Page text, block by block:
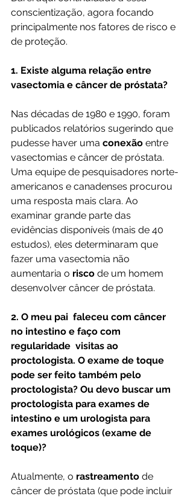
conscientização, agora focando
principalmente nos fatores de risco e
de proteção.
1. Existe alguma relação entre
vasectomia e câncer de próstata?
Nas décadas de 1980 e 1990, foram
publicados relatórios sugerindo que
pudesse haver uma conexão entre
vasectomias e câncer de próstata.
Uma equipe de pesquisadores norte-
americanos e canadenses procurou
uma resposta mais clara. Ao
examinar grande parte das
evidências disponíveis (mais de 40
estudos), eles determinaram que
fazer uma vasectomia não
aumentaria o risco de um homem
desenvolver câncer de próstata.
2. O meu pai  faleceu com câncer
no intestino e faço com
regularidade  visitas ao
proctologista. O exame de toque
pode ser feito também pelo
proctologista? Ou devo buscar um
proctologista para exames de
intestino e um urologista para
exames urológicos (exame de
toque)?
Atualmente, o rastreamento de
câncer de próstata (que pode incluir